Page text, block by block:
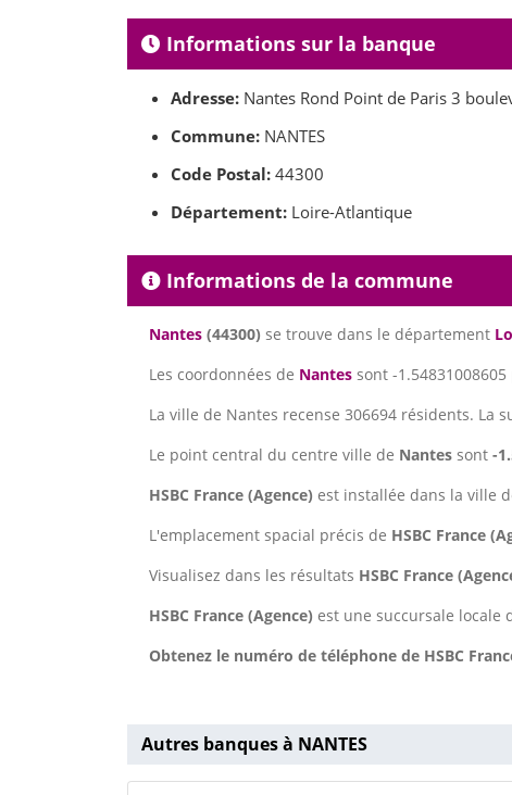
Informations sur la banque
Adresse: Nantes Rond Point de Paris 3
Commune: NANTES
Code Postal: 44300
Département: Loire-Atlantique
Informations de la commune
Nantes (44300) se trouve dans le département
Les coordonnées de Nantes sont -
La ville de Nantes recense 306694 résidents. La
Le point central du centre ville de Nantes sont -
HSBC France (Agence) est installée dans la ville
L'emplacement spacial précis de HSBC France
Visualisez dans les résultats HSBC France
HSBC France (Agence) est une succursale locale
Obtenez le numéro de téléphone de HSBC
Autres banques à NANTES